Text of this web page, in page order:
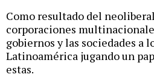
Como resultado del
corporaciones
gobiernos y las sociedades a
Latinoamérica jugando un
estas.